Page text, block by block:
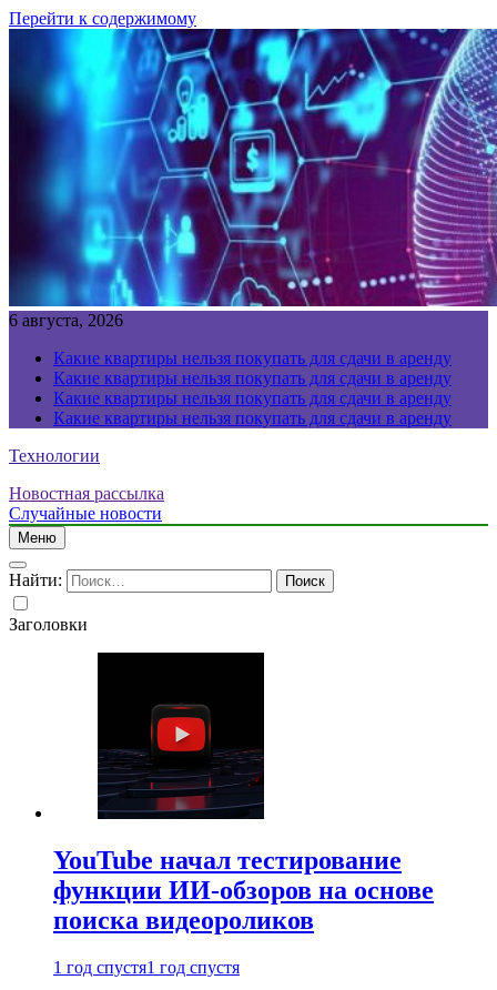
Перейти к содержимому
6 августа, 2026
Какие квартиры нельзя покупать для сдачи в аренду
Какие квартиры нельзя покупать для сдачи в аренду
Какие квартиры нельзя покупать для сдачи в аренду
Какие квартиры нельзя покупать для сдачи в аренду
Технологии
Новостная рассылка
Случайные новости
Меню
Найти:
Заголовки
YouTube начал тестирование
функции ИИ-обзоров на основе
поиска видеороликов
1 год спустя1 год спустя